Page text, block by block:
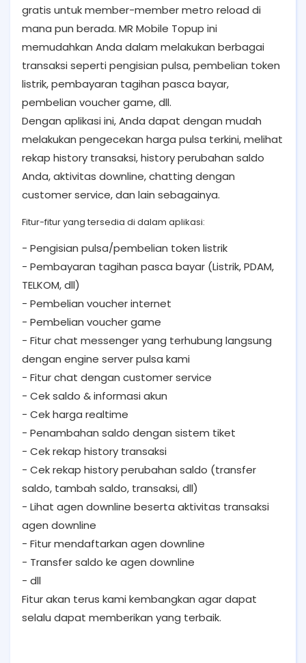
gratis untuk member-member metro reload di
mana pun berada. MR Mobile Topup ini
memudahkan Anda dalam melakukan berbagai
transaksi seperti pengisian pulsa, pembelian token
listrik, pembayaran tagihan pasca bayar,
pembelian voucher game, dll.
Dengan aplikasi ini, Anda dapat dengan mudah
melakukan pengecekan harga pulsa terkini, melihat
rekap history transaksi, history perubahan saldo
Anda, aktivitas downline, chatting dengan
customer service, dan lain sebagainya.
Fitur-fitur yang tersedia di dalam aplikasi:
- Pengisian pulsa/pembelian token listrik
- Pembayaran tagihan pasca bayar (Listrik, PDAM,
TELKOM, dll)
- Pembelian voucher internet
- Pembelian voucher game
- Fitur chat messenger yang terhubung langsung
dengan engine server pulsa kami
- Fitur chat dengan customer service
- Cek saldo & informasi akun
- Cek harga realtime
- Penambahan saldo dengan sistem tiket
- Cek rekap history transaksi
- Cek rekap history perubahan saldo (transfer
saldo, tambah saldo, transaksi, dll)
- Lihat agen downline beserta aktivitas transaksi
agen downline
- Fitur mendaftarkan agen downline
- Transfer saldo ke agen downline
- dll
Fitur akan terus kami kembangkan agar dapat
selalu dapat memberikan yang terbaik.